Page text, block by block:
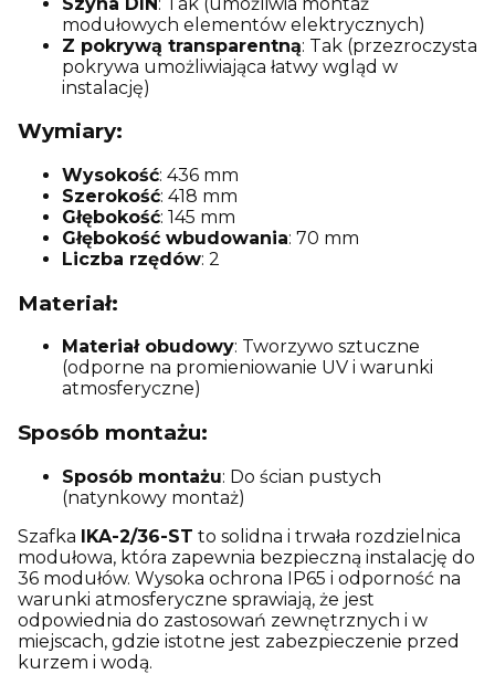
modułowych elementów elektrycznych)
Z pokrywą transparentną: Tak (przezroczysta
pokrywa umożliwiająca łatwy wgląd w
instalację)
Wymiary:
Wysokość: 436 mm
Szerokość: 418 mm
Głębokość: 145 mm
Głębokość wbudowania: 70 mm
Liczba rzędów: 2
Materiał:
Materiał obudowy: Tworzywo sztuczne
(odporne na promieniowanie UV i warunki
atmosferyczne)
Sposób montażu:
Sposób montażu: Do ścian pustych
(natynkowy montaż)
Szafka IKA-2/36-ST to solidna i trwała rozdzielnica
modułowa, która zapewnia bezpieczną instalację do
36 modułów. Wysoka ochrona IP65 i odporność na
warunki atmosferyczne sprawiają, że jest
odpowiednia do zastosowań zewnętrznych i w
miejscach, gdzie istotne jest zabezpieczenie przed
kurzem i wodą.